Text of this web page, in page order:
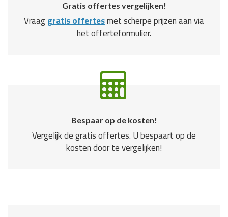
Gratis offertes vergelijken!
Vraaggratis offertesmet scherpe prijzen aan via
het offerteformulier.
Bespaar op de kosten!
Vergelijk de gratis offertes. U bespaart op de
kosten door te vergelijken!